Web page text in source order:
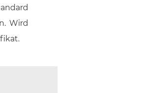
Wird